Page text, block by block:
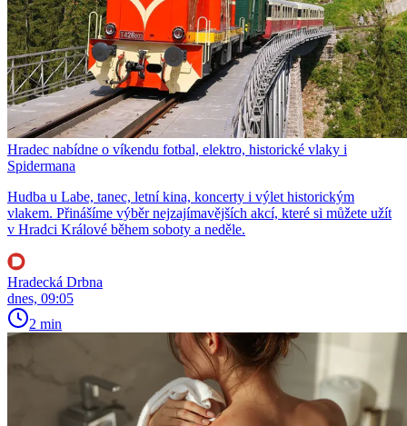
Hradec nabídne o víkendu fotbal, elektro, historické vlaky i
Spidermana
Hudba u Labe, tanec, letní kina, koncerty i výlet historickým
vlakem. Přinášíme výběr nejzajímavějších akcí, které si můžete užít
v Hradci Králové během soboty a neděle.
Hradecká Drbna
dnes, 09:05
2 min